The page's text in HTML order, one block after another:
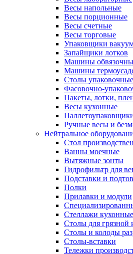
Весы напольные
Весы порционные
Весы счетные
Весы торговые
Упаковщики
Запайщики лотков
Машины
Машины
Столы упаковочные
Фасовочно-
Пакеты, лотки,
Весы кухонные
Ручные весы и
Нейтральное
Cтол
Ванны моечные
Вытяжные зонты
Гидрофильтр для
Подставки и
Полки
Прилавки и модули
Стеллажи кухонные
Столы для грязной
Столы и колоды
Столы-вставки
Тележки